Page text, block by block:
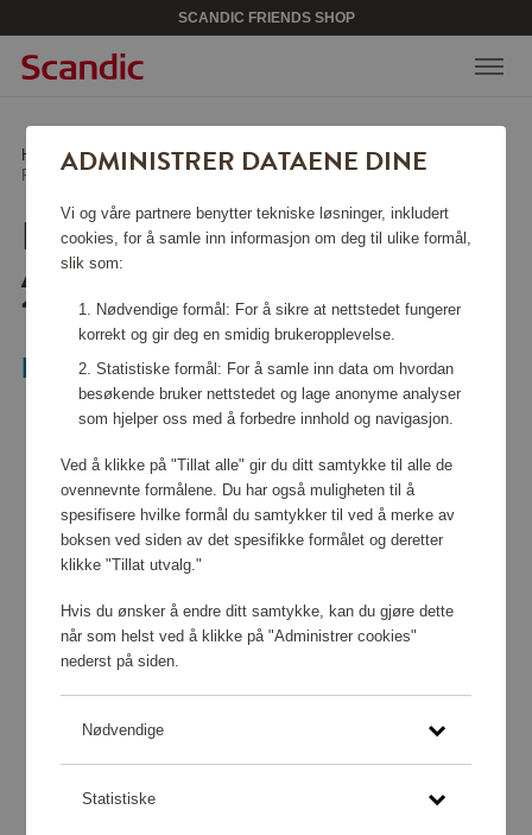
SCANDIC FRIENDS SHOP
Hjem /Sport & fritid/Flytevester/
Redningsvest Mako Automatic Grønn 40-150 kg
REDNINGSVEST MAKO
AUTOMATIC GRØNN 40-
150 KG
Baltic
ADMINISTRER DATAENE DINE
Vi og våre partnere benytter tekniske løsninger, inkludert
cookies, for å samle inn informasjon om deg til ulike formål,
slik som:
Nødvendige formål: For å sikre at nettstedet fungerer
korrekt og gir deg en smidig brukeropplevelse.
Statistiske formål: For å samle inn data om hvordan
besøkende bruker nettstedet og lage anonyme analyser
som hjelper oss med å forbedre innhold og navigasjon.
Ved å klikke på "Tillat alle" gir du ditt samtykke til alle de
ovennevnte formålene. Du har også muligheten til å
spesifisere hvilke formål du samtykker til ved å merke av
boksen ved siden av det spesifikke formålet og deretter
klikke "Tillat utvalg."
Hvis du ønsker å endre ditt samtykke, kan du gjøre dette
når som helst ved å klikke på "Administrer cookies"
nederst på siden.
Nødvendige
Statistiske